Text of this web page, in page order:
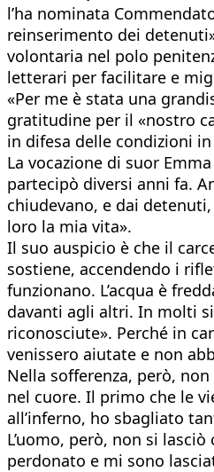
l’ha nominata
reinserimento dei
volontaria nel polo
letterari per facilitare e
«Per me è stata una
gratitudine per il «nostro
in difesa delle condizioni
La vocazione di suor
partecipò diversi anni fa.
chiudevano, e dai
loro la mia vita».
Il suo auspicio è che il
sostiene, accendendo i
funzionano. L’acqua è
davanti agli altri. In molti
riconosciute». Perché in
venissero aiutate e non
Nella sofferenza, però,
nel cuore. Il primo che le
all’inferno, ho sbagliato
L’uomo, però, non si
perdonato e mi sono